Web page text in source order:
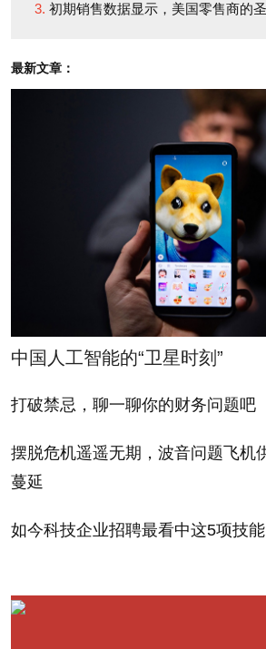
人都认为近藤麻效应会对美国消费
部事件的结果。”全国商业和零售房
Transwestern的合伙人卡伦·芬尼根
虽然近藤麻理惠本人可能建议人们
捐赠，但她的第一本书《怦然心动
（The Life-Changing Magic of
在了销售排行榜上，出版五年后再
报》（New York Times）畅销书榜
译成了40多种语言，销量超过700万
为《近藤麻经济学》。
译者：Agatha
初期销售数据显示，美国零售商的圣诞
最新文章：
中国人工智能的“卫星时刻”
打破禁忌，聊一聊你的财务问题吧
摆脱危机遥遥无期，波音问题飞机
蔓延
如今科技企业招聘最看中这5项技能